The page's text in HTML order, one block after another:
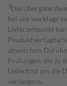
3Die Übergabe
bei uns werktags
Lieferzeitpunkt
abweichen.
Prüfungen, die zu
Lieferfrist um die
verlängern.